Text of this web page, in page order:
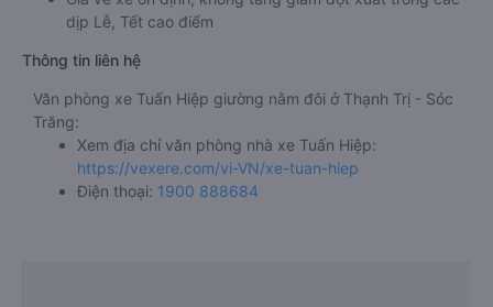
dịp Lễ, Tết cao điểm
Thông tin liên hệ
Văn phòng xe Tuấn Hiệp giường nằm đôi ở Thạnh Trị - Sóc
Trăng:
Xem địa chỉ văn phòng nhà xe Tuấn Hiệp:
https://vexere.com/vi-VN/xe-tuan-hiep
Điện thoại: 1900 888684